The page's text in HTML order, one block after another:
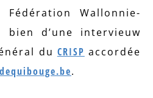
Wallonnie-
bien d’une intervieuw
du CRISP accordée
.